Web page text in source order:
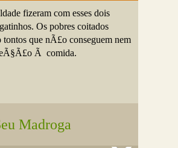
fizeram com esses dois
Os pobres coitados
que nÃ£o conseguem nem
Ã comida.
Madroga